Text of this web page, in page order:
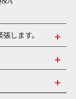
します。
の、LOVEST の
婚指輪では、人
すよね。一般的
認知度」「価格」